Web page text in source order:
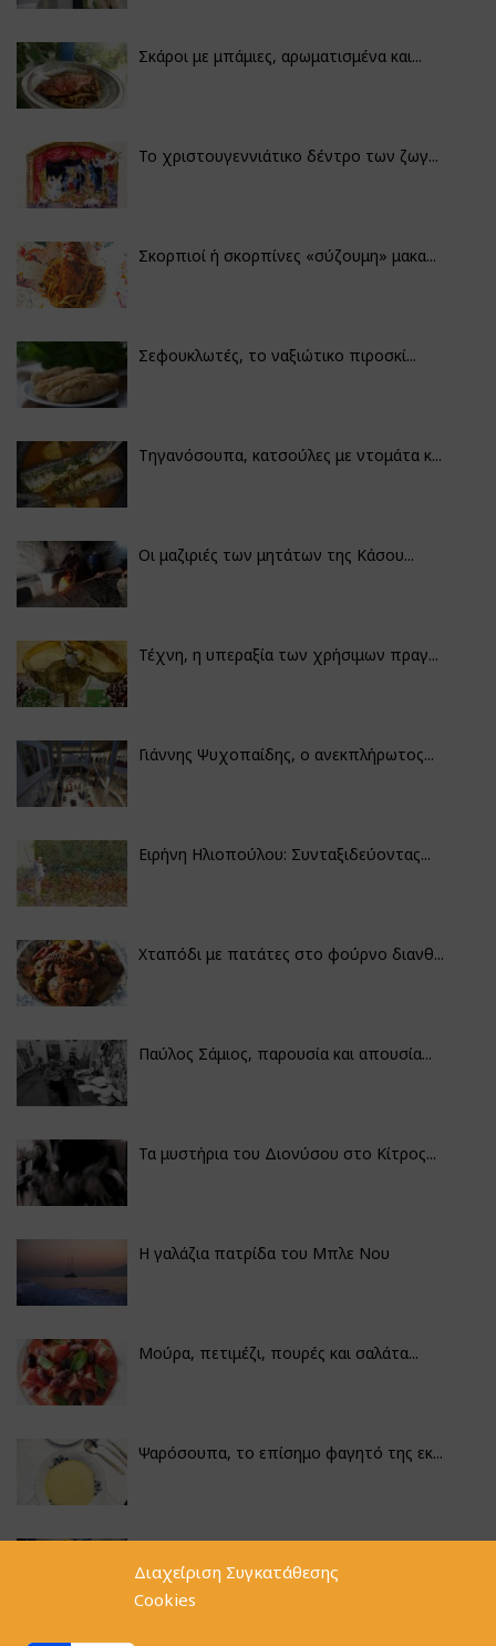
Διαχείριση Συγκατάθεσης
Cookies
Σκάροι με μπάμιες, αρωματισμένα και...
Το χριστουγεννιάτικο δέντρο των ζωγ...
Σκορπιοί ή σκορπίνες «σύζουμη» μακα...
Σεφουκλωτές, το ναξιώτικο πιροσκί...
Τηγανόσουπα, κατσούλες με ντομάτα κ...
Οι μαζιριές των μητάτων της Κάσου...
Τέχνη, η υπεραξία των χρήσιμων πραγ...
Γιάννης Ψυχοπαίδης, ο ανεκπλήρωτος...
Ειρήνη Ηλιοπούλου: Συνταξιδεύοντας...
Χταπόδι με πατάτες στο φούρνο διανθ...
Παύλος Σάμιος, παρουσία και απουσία...
Τα μυστήρια του Διονύσου στο Κίτρος...
Η γαλάζια πατρίδα του Μπλε Νου
Μούρα, πετιμέζι, πουρές και σαλάτα...
Ψαρόσουπα, το επίσημο φαγητό της εκ...